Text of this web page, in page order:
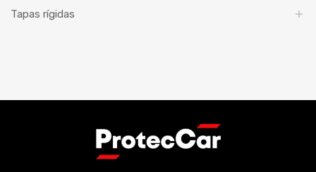
Tapas rígidas